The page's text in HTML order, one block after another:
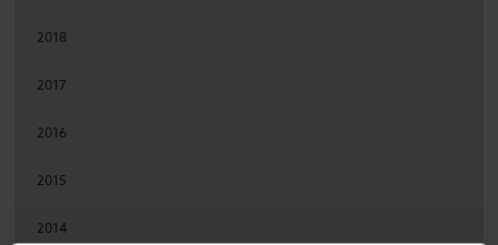
2018
2017
2016
2015
2014